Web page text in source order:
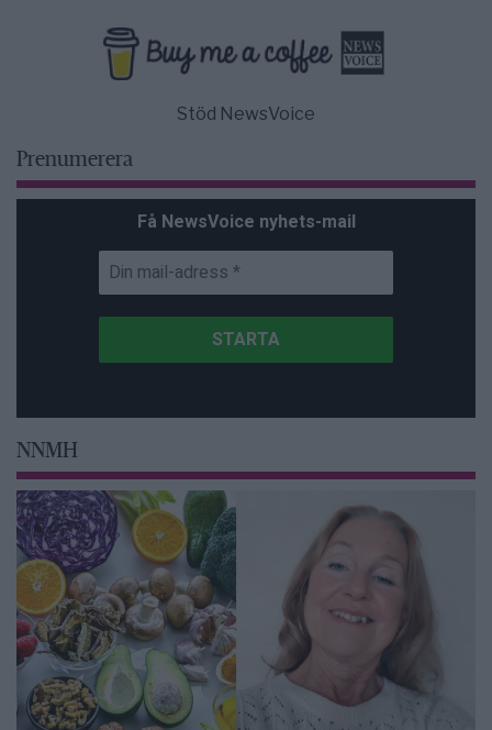
Stöd NewsVoice
Prenumerera
Få NewsVoice nyhets-mail
NNMH